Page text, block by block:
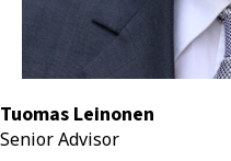
Tuomas Leinonen
Senior Advisor